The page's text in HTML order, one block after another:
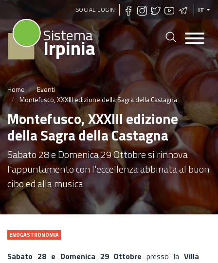
Salta
al
contenuto
principale
SOCIAL LOGIN IT
Sistema
Irpinia
Home
Eventi
Montefusco, XXXIII edizione della Sagra della Castagna
Montefusco, XXXIII edizione
della Sagra della Castagna
Sabato 28 e Domenica 29 Ottobre si rinnova
l'appuntamento con l'eccellenza abbinata al buon
cibo ed alla musica
ENOGASTRONOMIA
Sabato 28 e Domenica 29 Ottobrepresso la Villa